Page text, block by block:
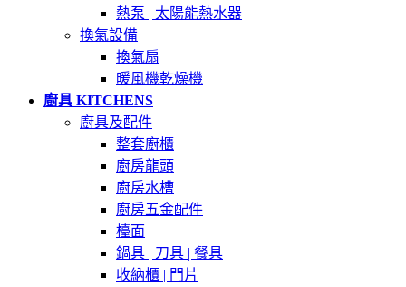
熱泵 | 太陽能熱水器
換氣設備
換氣扇
暖風機乾燥機
廚具 KITCHENS
廚具及配件
整套廚櫃
廚房龍頭
廚房水槽
廚房五金配件
檯面
鍋具 | 刀具 | 餐具
收納櫃 | 門片